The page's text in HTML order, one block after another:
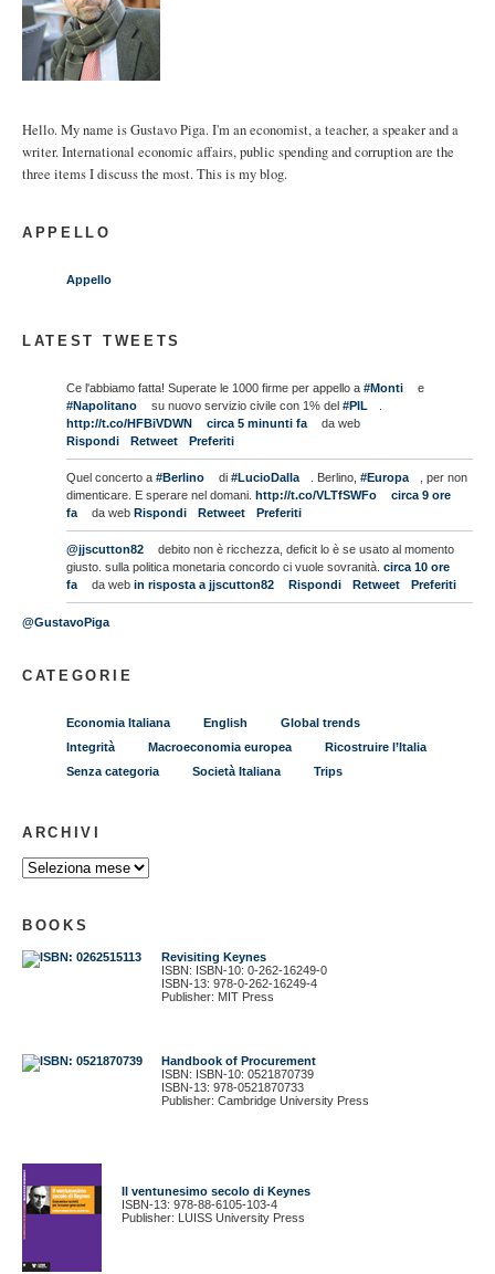
Hello. My name is Gustavo Piga. I'm an economist, a teacher, a speaker and a
writer. International economic affairs, public spending and corruption are the
three items I discuss the most. This is my blog.
APPELLO
Appello
LATEST TWEETS
Ce l'abbiamo fatta! Superate le 1000 firme per appello a #Monti
e
#Napolitano
su nuovo servizio civile con 1% del #PIL
http://t.co/HFBiVDWN
circa 5 minunti fa
da web
Rispondi
Retweet Preferiti
Quel concerto a #Berlino di #LucioDalla . Berlino, #Europa
, per non
dimenticare. E sperare nel domani. http://t.co/VLTfSWFo
circa 9 ore
fa
da web Rispondi Retweet Preferiti
@jjscutton82
debito non è ricchezza, deficit lo è se usato al momento
giusto. sulla politica monetaria concordo ci vuole sovranità. circa 10 ore
fa
da web in risposta a jjscutton82 Rispondi Retweet Preferiti
@GustavoPiga
CATEGORIE
Economia Italiana English
Global trends
Integrità
Macroeconomia europea
Ricostruire l’Italia
Senza categoria
Società Italiana Trips
ARCHIVI
BOOKS
Revisiting Keynes
ISBN: ISBN-10: 0-262-16249-0
ISBN-13: 978-0-262-16249-4
Publisher: MIT Press
Handbook of Procurement
ISBN: ISBN-10: 0521870739
ISBN-13: 978-0521870733
Publisher: Cambridge University Press
Il ventunesimo secolo di Keynes
ISBN-13: 978-88-6105-103-4
Publisher: LUISS University Press